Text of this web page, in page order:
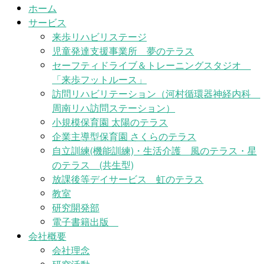
ホーム
サービス
来歩リハビリステージ
児童発達支援事業所 夢のテラス
セーフティドライブ＆トレーニングスタジオ
「来歩フットルース」
訪問リハビリテーション（河村循環器神経内科
周南リハ訪問ステーション）
小規模保育園 太陽のテラス
企業主導型保育園 さくらのテラス
自立訓練(機能訓練)・生活介護 風のテラス・星
のテラス (共生型)
放課後等デイサービス 虹のテラス
教室
研究開発部
電子書籍出版
会社概要
会社理念